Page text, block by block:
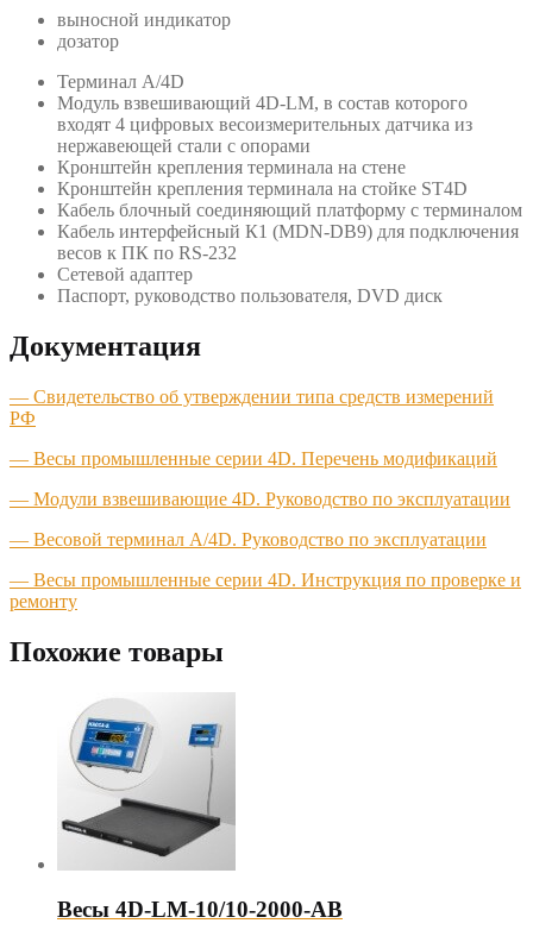
выносной индикатор
дозатор
Терминал A/4D
Модуль взвешивающий 4D-LM, в состав которого
входят 4 цифровых весоизмерительных датчика из
нержавеющей стали с опорами
Кронштейн крепления терминала на стене
Кронштейн крепления терминала на стойке ST4D
Кабель блочный соединяющий платформу с терминалом
Кабель интерфейсный К1 (MDN-DB9) для подключения
весов к ПК по RS-232
Сетевой адаптер
Паспорт, руководство пользователя, DVD диск
Документация
— Свидетельство об утверждении типа средств измерений
РФ
— Весы промышленные серии 4D. Перечень модификаций
— Модули взвешивающие 4D. Руководство по эксплуатации
— Весовой терминал A/4D. Руководство по эксплуатации
— Весы промышленные серии 4D. Инструкция по проверке и
ремонту
Похожие товары
Весы 4D-LM-10/10-2000-AB